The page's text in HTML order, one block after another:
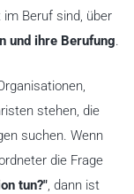
Beruf sind, über
und ihre Berufung.
stehen, die
suchen. Wenn
die Frage
tun?", dann ist